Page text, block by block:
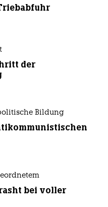
der
Bildung
bei voller